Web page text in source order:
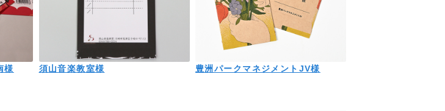
様 須山音楽教室様 豊洲パークマネジメントJV様